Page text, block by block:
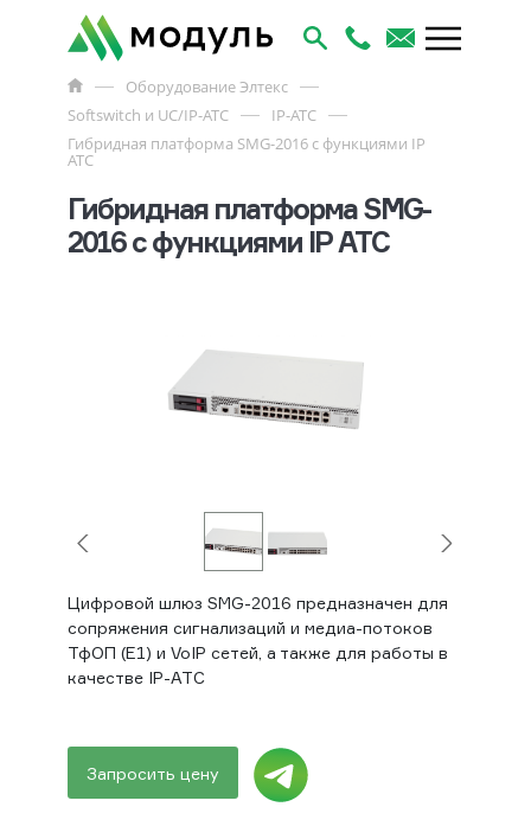
Оборудование Элтекс
Softswitch и UC/IP-АТС
IP-ATC
Гибридная платформа SMG-2016 с функциями IP
АТС
Гибридная платформа SMG-
2016 с функциями IP АТС
Цифровой шлюз SMG-2016 предназначен для
сопряжения сигнализаций и медиа-потоков
ТфОП (Е1) и VoIP сетей, а также для работы в
качестве IP-АТС
Запросить цену